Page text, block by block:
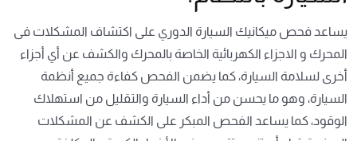
يساعد فحص ميكانيك السيارة الدوري على اكتشاف المشكلات فى
المحرك و الاجزاء الكهربائية الخاصة بالمحرك والكشف عن أي أجزاء
أخرى لسلامة السيارة، كما يضمن الفحص كفاءة جميع أنظمة
السيارة، وهو ما يحسن من أداء السيارة والتقليل من استهلاك
الوقود، كما يساعد الفحص المبكر على الكشف عن المشكلات